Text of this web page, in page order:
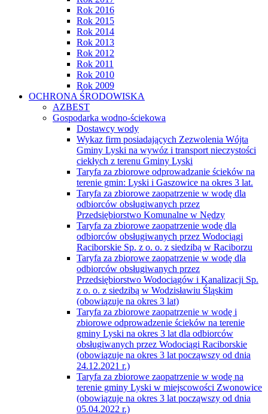
Rok 2016
Rok 2015
Rok 2014
Rok 2013
Rok 2012
Rok 2011
Rok 2010
Rok 2009
OCHRONA ŚRODOWISKA
AZBEST
Gospodarka wodno-ściekowa
Dostawcy wody
Wykaz firm posiadających Zezwolenia Wójta
Gminy Lyski na wywóz i transport nieczystości
ciekłych z terenu Gminy Lyski
Taryfa za zbiorowe odprowadzanie ścieków na
terenie gmin: Lyski i Gaszowice na okres 3 lat.
Taryfa za zbiorowe zaopatrzenie w wodę dla
odbiorców obsługiwanych przez
Przedsiębiorstwo Komunalne w Nędzy
Taryfa za zbiorowe zaopatrzenie wodę dla
odbiorców obsługiwanych przez Wodociągi
Raciborskie Sp. z o. o. z siedzibą w Raciborzu
Taryfa za zbiorowe zaopatrzenie w wodę dla
odbiorców obsługiwanych przez
Przedsiębiorstwo Wodociągów i Kanalizacji Sp.
z o. o. z siedzibą w Wodzisławiu Śląskim
(obowiązuje na okres 3 lat)
Taryfa za zbiorowe zaopatrzenie w wodę i
zbiorowe odprowadzenie ścieków na terenie
gminy Lyski na okres 3 lat dla odbiorców
obsługiwanych przez Wodociągi Raciborskie
(obowiązuje na okres 3 lat począwszy od dnia
24.12.2021 r.)
Taryfa za zbiorowe zaopatrzenie w wodę na
terenie gminy Lyski w miejscowości Zwonowice
(obowiązuje na okres 3 lat począwszy od dnia
05.04.2022 r.)